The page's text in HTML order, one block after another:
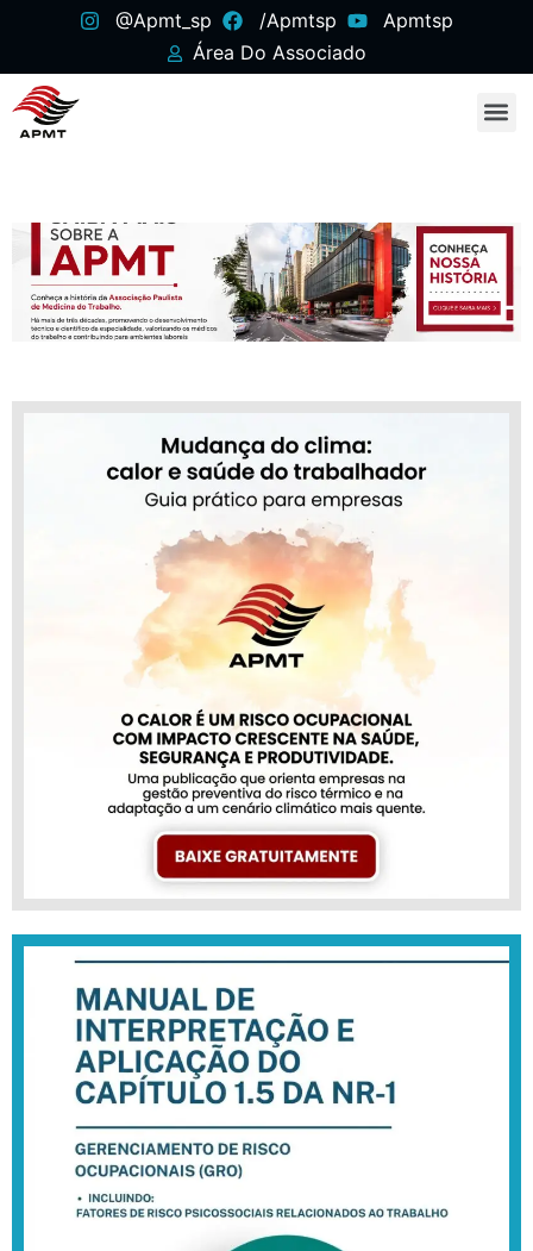
@apmt_sp /apmtsp
Apmtsp
Área Do Associado